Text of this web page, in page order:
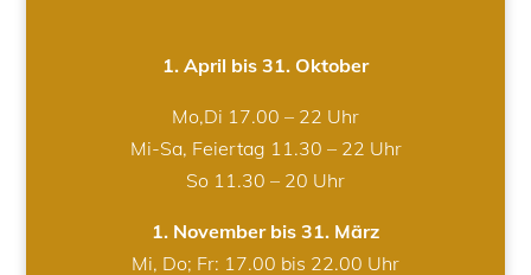
1. April bis 31. Oktober
Mo,Di 17.00 – 22 Uhr
Mi-Sa, Feiertag 11.30 – 22 Uhr
So 11.30 – 20 Uhr
1. November bis 31. März
Mi, Do; Fr: 17.00 bis 22.00 Uhr